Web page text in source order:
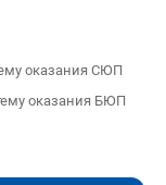
оказания СЮП
оказания БЮП